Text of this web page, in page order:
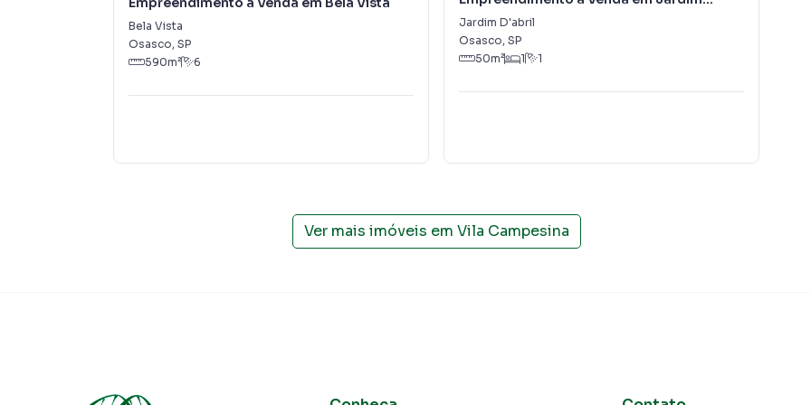
Bela Vista
Osasco, SP
590m² 6
D'abril
Jardim D'abril
Osasco, SP
50m² 1 1
Ver mais imóveis em Vila Campesina